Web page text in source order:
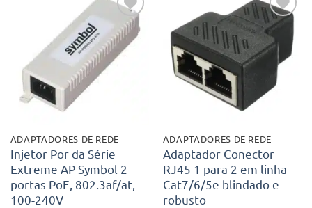
Adicionar
aos meus
desejos
ADAPTADORES DE REDE
Injetor Por da Série
Extreme AP Symbol 2
portas PoE, 802.3af/at,
100-240V
Adicionar
aos meus
desejos
ADAPTADORES DE REDE
Adaptador Conector
RJ45 1 para 2 em linha
Cat7/6/5e blindado e
robusto